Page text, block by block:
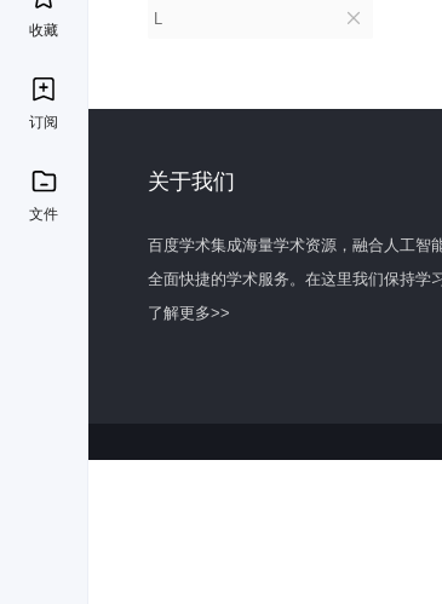
收藏
订阅
文件
L
关于我们
百度学术集成海量学术资源，融合人工智
全面快捷的学术服务。在这里我们保持学
了解更多>>